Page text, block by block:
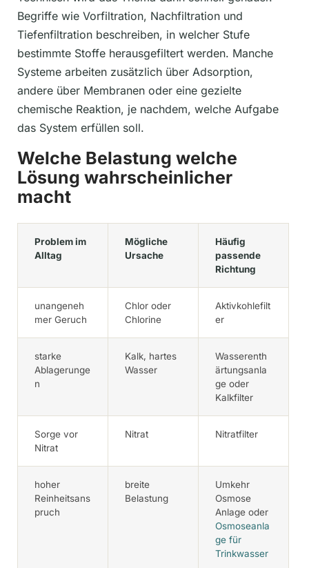
Begriffe wie Vorfiltration, Nachfiltration und
Tiefenfiltration beschreiben, in welcher Stufe
bestimmte Stoffe herausgefiltert werden. Manche
Systeme arbeiten zusätzlich über Adsorption,
andere über Membranen oder eine gezielte
chemische Reaktion, je nachdem, welche Aufgabe
das System erfüllen soll.
Welche Belastung welche
Lösung wahrscheinlicher
macht
Problem im
Alltag
Mögliche
Ursache
Häufig
passende
Richtung
unangeneh
mer Geruch
Chlor oder
Chlorine
Aktivkohlefilt
er
starke
Ablagerunge
n
Kalk, hartes
Wasser
Wasserenth
ärtungsanla
ge oder
Kalkfilter
Sorge vor
Nitrat
Nitrat Nitratfilter
hoher
Reinheitsans
pruch
breite
Belastung
Umkehr
Osmose
Anlage oder
Osmoseanla
ge für
Trinkwasser